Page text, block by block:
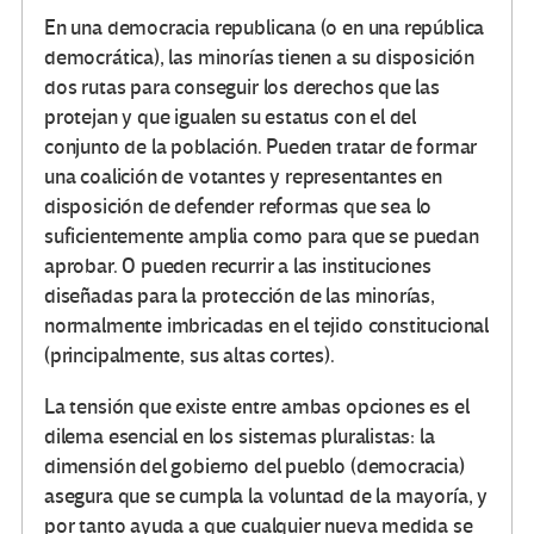
En una democracia republicana (o en una república
democrática), las minorías tienen a su disposición
dos rutas para conseguir los derechos que las
protejan y que igualen su estatus con el del
conjunto de la población. Pueden tratar de formar
una coalición de votantes y representantes en
disposición de defender reformas que sea lo
suficientemente amplia como para que se puedan
aprobar. O pueden recurrir a las instituciones
diseñadas para la protección de las minorías,
normalmente imbricadas en el tejido constitucional
(principalmente, sus altas cortes).
La tensión que existe entre ambas opciones es el
dilema esencial en los sistemas pluralistas: la
dimensión del gobierno del pueblo (democracia)
asegura que se cumpla la voluntad de la mayoría, y
por tanto ayuda a que cualquier nueva medida se